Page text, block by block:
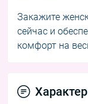
Закажите
сейчас и
комфорт на